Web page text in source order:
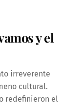
y el
irreverente
cultural.
redefinieron el